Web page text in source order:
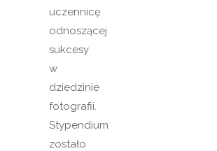
uczennicę
odnoszącej
sukcesy
w
dziedzinie
fotografii.
Stypendium
zostało